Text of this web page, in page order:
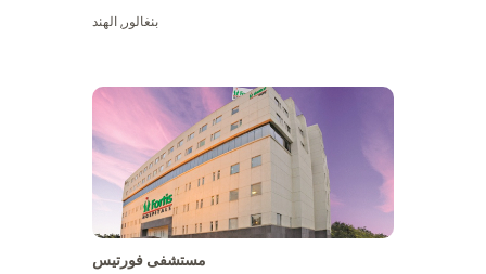
بنغالور,الهند
مستشفى فورتيس